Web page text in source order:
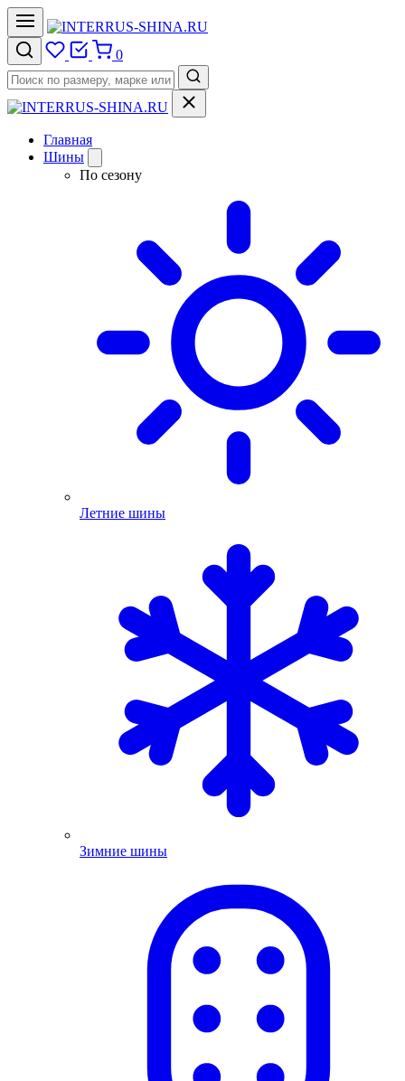
0
Главная
Шины
По сезону
Летние шины
Зимние шины